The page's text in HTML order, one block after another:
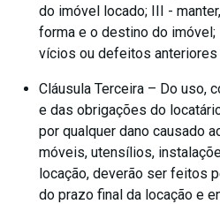
do imóvel locado; III -
forma e o destino do
vícios ou defeitos anteriores
Cláusula Terceira – Do uso,
e das obrigações do
por qualquer dano causado
móveis, utensílios,
locação, deverão ser feitos
do prazo final da locação e